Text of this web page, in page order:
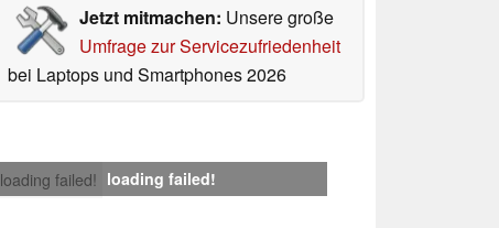
Jetzt mitmachen: Unsere große
Umfrage zur Servicezufriedenheit
bei Laptops und Smartphones 2026
loading failed! loading failed!